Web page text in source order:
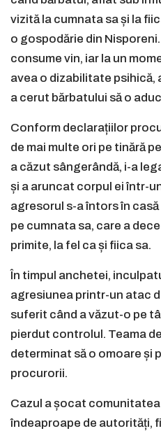
vizită la cumnata sa și la
o gospodărie din
consume vin, iar la un
avea o dizabilitate psihică,
a cerut bărbatului să o
Conform declarațiilor
de mai multe ori pe tinără
a căzut sângerândă, i-a
și a aruncat corpul ei într-
agresorul s-a întors în
pe cumnata sa, care a
primite, la fel ca și fiica sa.
În timpul anchetei,
agresiunea printr-un atac
suferit când a văzut-o pe
pierdut controlul. Teama
determinat să o omoare și
procurorii.
Cazul a șocat
îndeaproape de autorități,